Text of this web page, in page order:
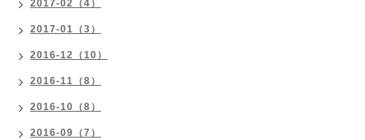
2017-02（4）
2017-01（3）
2016-12（10）
2016-11（8）
2016-10（8）
2016-09（7）